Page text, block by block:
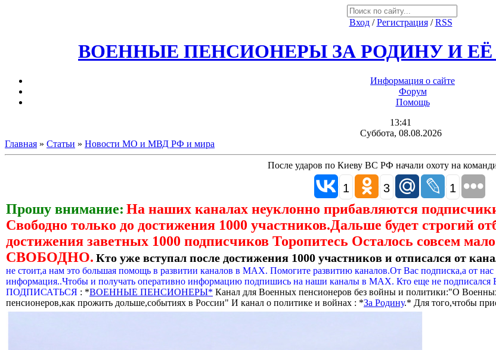
Вход/Регистрация/RSS
ВОЕННЫЕ ПЕНСИОНЕРЫ ЗА РОДИНУ И
Информация о сайте
Форум
Помощь
13:41
Суббота, 08.08.2026
Главная » Статьи » Новости МО и МВД РФ и мира
После ударов по Киеву ВС РФ начали охоту на
1 3 1
Прошу внимание: На наших каналах неуклонно прибавляются
Свободно только до достижения 1000 участников.Дальше будет строгий
достижения заветных 1000 подписчиков Торопитесь Осталось совсем
СВОБОДНО. Кто уже вступал после достижения 1000 участников и отписался от
не стоит,а нам это большая помощь в развитии каналов в МАХ. Помогите развитию каналов.От Вас подписка,а от
информация..Чтобы и получать оперативно информацию подпишись на наши каналы в МАХ. Кто еще не
ПОДПИСАТЬСЯ : *ВОЕННЫЕ ПЕНСИОНЕРЫ* Канал для Военных пенсионеров без войны и политики:"О
пенсионеров,как прожить дольше,событиях в России" И канал о политике и войнах : *За Родину.* Для того,чтобы